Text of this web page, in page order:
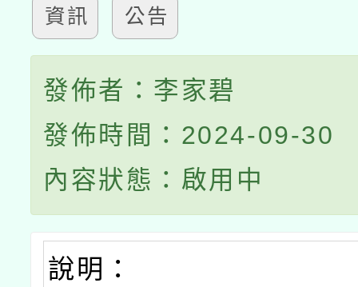
資訊 公告
發佈者：李家碧
發佈時間：2024-09-30
內容狀態：啟用中
說明：